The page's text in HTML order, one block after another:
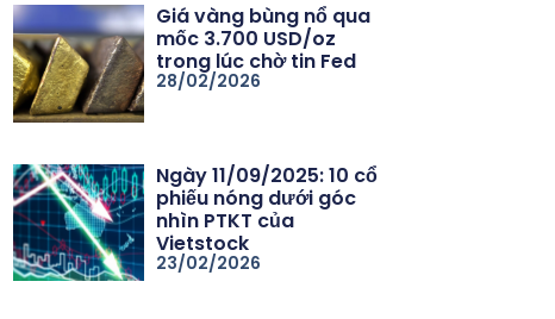
Giá vàng bùng nổ qua
mốc 3.700 USD/oz
trong lúc chờ tin Fed
28/02/2026
Ngày 11/09/2025: 10 cổ
phiếu nóng dưới góc
nhìn PTKT của
Vietstock
23/02/2026